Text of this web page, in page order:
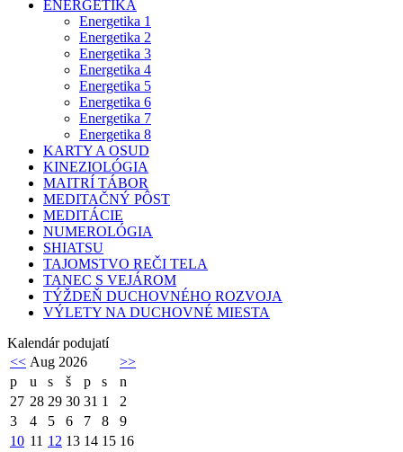
ENERGETIKA
Energetika 1
Energetika 2
Energetika 3
Energetika 4
Energetika 5
Energetika 6
Energetika 7
Energetika 8
KARTY A OSUD
KINEZIOLÓGIA
MAITRÍ TÁBOR
MEDITAČNÝ PÔST
MEDITÁCIE
NUMEROLÓGIA
SHIATSU
TAJOMSTVO REČI TELA
TANEC S VEJÁROM
TÝŽDEŇ DUCHOVNÉHO ROZVOJA
VÝLETY NA DUCHOVNÉ MIESTA
Kalendár podujatí
<< Aug 2026
>>
p
u s š p s
n
27 28 29 30 31 1
2
3
4 5 6 7 8
9
10 11 12 13 14 15 16